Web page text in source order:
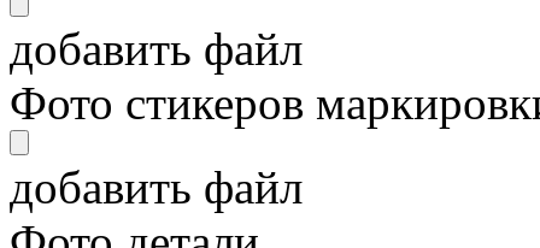
добавить файл
Фото стикеров
добавить файл